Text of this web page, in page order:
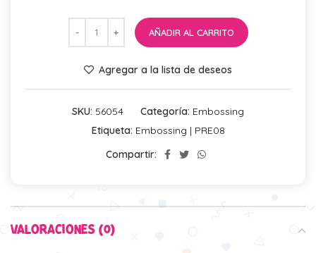
AÑADIR AL CARRITO
Agregar a la lista de deseos
SKU: 56054 Categoría: Embossing
Etiqueta: Embossing | PRE08
Compartir:
VALORACIONES (0)